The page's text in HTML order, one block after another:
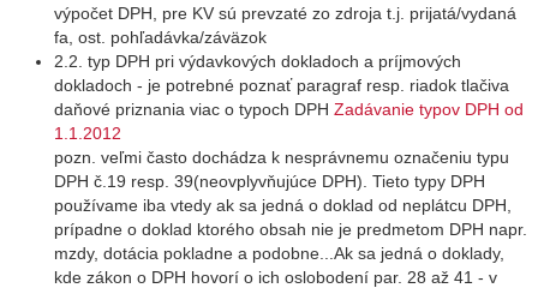
výpočet DPH, pre KV sú prevzaté zo zdroja t.j. prijatá/vydaná
fa, ost. pohľadávka/záväzok
2.2. typ DPH pri výdavkových dokladoch a príjmových
dokladoch - je potrebné poznať paragraf resp. riadok tlačiva
daňové priznania viac o typoch DPH Zadávanie typov DPH od
1.1.2012
pozn. veľmi často dochádza k nesprávnemu označeniu typu
DPH č.19 resp. 39(neovplyvňujúce DPH). Tieto typy DPH
používame iba vtedy ak sa jedná o doklad od neplátcu DPH,
prípadne o doklad ktorého obsah nie je predmetom DPH napr.
mzdy, dotácia pokladne a podobne...Ak sa jedná o doklady,
kde zákon o DPH hovorí o ich oslobodení par. 28 až 41 - v